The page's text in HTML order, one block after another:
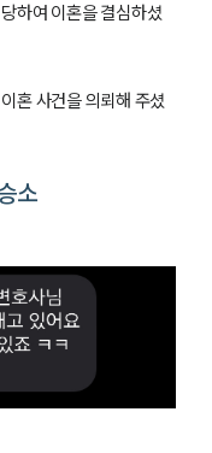
하여 이혼을 결심하셨
혼 사건을 의뢰해 주셨
소